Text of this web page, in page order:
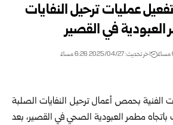
عمليات ترحيل النفايات
في القصير
اخر تحديث: 2025/04/27 6:26 مساءً
الفنية بحمص أعمال ترحيل النفايات الصلبة
مطمر العبودية الصحي في القصير، بعد